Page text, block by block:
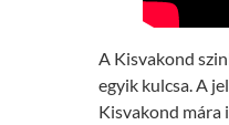
A Kisvakond
egyik kulcsa. A
Kisvakond mára